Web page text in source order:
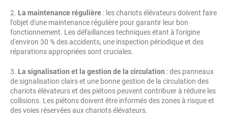
2. La maintenance régulière : les chariots élévateurs doivent faire
l'objet d'une maintenance régulière pour garantir leur bon
fonctionnement. Les défaillances techniques étant à l'origine
d'environ 30 % des accidents, une inspection périodique et des
réparations appropriées sont cruciales.
3. La signalisation et la gestion de la circulation : des panneaux
de signalisation clairs et une bonne gestion de la circulation des
chariots élévateurs et des piétons peuvent contribuer à réduire les
collisions. Les piétons doivent être informés des zones à risque et
des voies réservées aux chariots élévateurs.